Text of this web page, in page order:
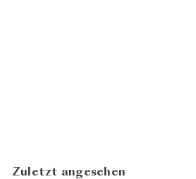
Zuletzt angesehen